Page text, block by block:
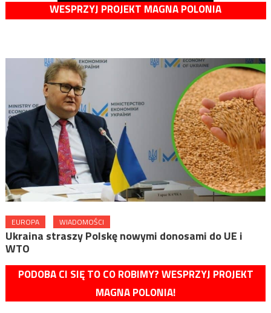
WESPRZYJ PROJEKT MAGNA POLONIA
EUROPA WIADOMOŚCI
Ukraina straszy Polskę nowymi donosami do UE i
WTO
PODOBA CI SIĘ TO CO ROBIMY? WESPRZYJ PROJEKT
MAGNA POLONIA!